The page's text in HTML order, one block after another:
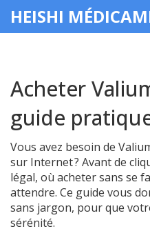
HEISHI
Acheter
guide
Vous avez besoin de
sur Internet ? Avant de
légal, où acheter sans se
attendre. Ce guide vous
sans jargon, pour que
sérénité.